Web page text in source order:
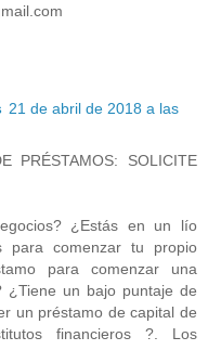
21 de abril de 2018 a las
PRÉSTAMOS: SOLICITE
¿Estás en un lío
para comenzar tu propio
para comenzar una
¿Tiene un bajo puntaje de
un préstamo de capital de
financieros ?. Los